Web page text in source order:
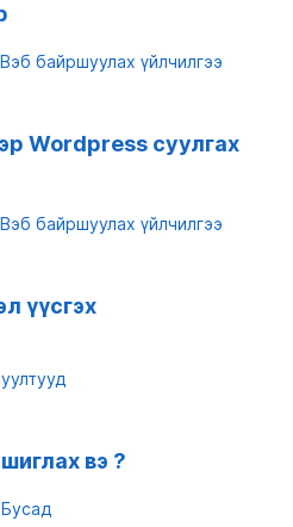
Вэб байршуулах үйлчилгээ
Wordpress суулгах
Вэб байршуулах үйлчилгээ
үүсгэх
вэ ?
Бусад